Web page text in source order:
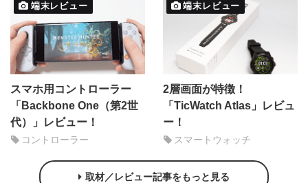
端末レビュー
スマホ用コントローラー
「Backbone One（第2世
代）」レビュー！
コントローラー
端末レビュー
2層画面が特徴！
「TicWatch Atlas」レビュ
ー！
スマートウォッチ
取材／レビュー記事をもっと見る